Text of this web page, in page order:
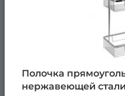
Полочка
нержавеющей стали